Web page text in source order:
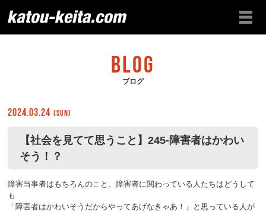
BLOG
ブログ
2024.03.24 (Sun)
【社会を見てて思うこと】245-障害者はかわい
そう！？
障害当事者はもちろんのこと、障害者に関わっている人たちはどうして
も
「障害者はかわいそうだからやってあげなきゃあ！」と思っている人が